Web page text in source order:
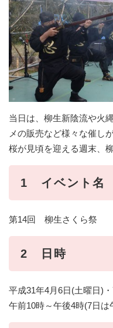
当日は、柳生新陰流や火
メの販売など様々な催し
桜が見頃を迎える週末、
1 イベント名
第14回 柳生さくら祭
2 日時
平成31年4月6日(土曜日)
午前10時～午後4時(7日は